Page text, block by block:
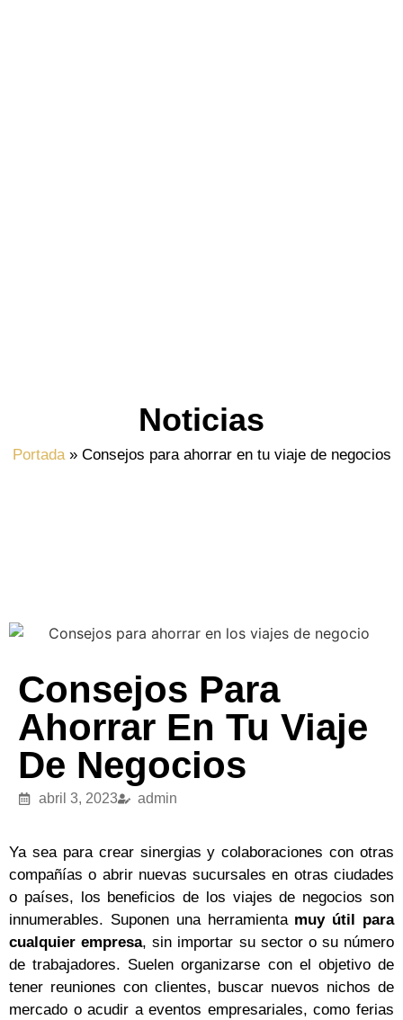
Noticias
Portada» Consejos para ahorrar en tu viaje de negocios
Consejos Para
Ahorrar En Tu Viaje
De Negocios
abril 3, 2023 admin
Ya sea para crear sinergias y colaboraciones con otras
compañías o abrir nuevas sucursales en otras ciudades
o países, los beneficios de los viajes de negocios son
innumerables. Suponen una herramienta muy útil para
cualquier empresa, sin importar su sector o su número
de trabajadores. Suelen organizarse con el objetivo de
tener reuniones con clientes, buscar nuevos nichos de
mercado o acudir a eventos empresariales, como ferias